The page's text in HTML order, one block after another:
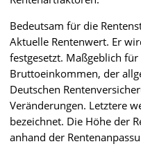
Bedeutsam für die
Aktuelle Rentenwert. Er
festgesetzt. Maßgeblich
Bruttoeinkommen, der
Deutschen
Veränderungen. Letztere
bezeichnet. Die Höhe der
anhand der